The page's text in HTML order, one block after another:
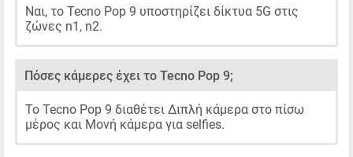
Ναι, το Tecno Pop 9 υποστηρίζει δίκτυα 5G στις
ζώνες n1, n2.
Πόσες κάμερες έχει το Tecno Pop 9;
Το Tecno Pop 9 διαθέτει Διπλή κάμερα στο πίσω
μέρος και Μονή κάμερα για selfies.